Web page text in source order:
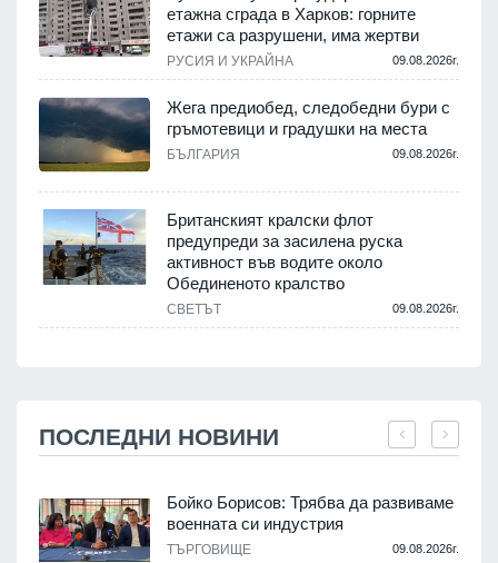
етажна сграда в Харков: горните
етажи са разрушени, има жертви
РУСИЯ И УКРАЙНА 09.08.2026г.
Жега предиобед, следобедни бури с
гръмотевици и градушки на места
БЪЛГАРИЯ 09.08.2026г.
Британският кралски флот
предупреди за засилена руска
активност във водите около
Обединеното кралство
СВЕТЪТ 09.08.2026г.
ПОСЛЕДНИ НОВИНИ
Бойко Борисов: Трябва да развиваме
военната си индустрия
ТЪРГОВИЩЕ 09.08.2026г.